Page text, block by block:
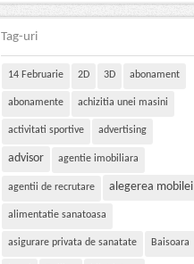
Tag-uri
14 Februarie 2D 3D abonament
abonamente achizitia unei masini
activitati sportive advertising
advisor agentie imobiliara
agentii de recrutare alegerea mobilei
alimentatie sanatoasa
asigurare privata de sanatate Baisoara